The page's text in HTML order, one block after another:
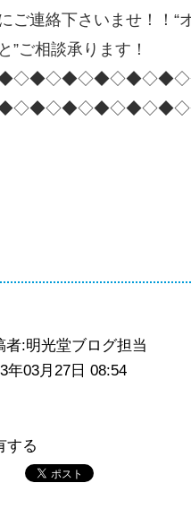
ご連絡下さいませ！！“
”ご相談承ります！
者:明光堂ブログ担当
年03月27日 08:54
する